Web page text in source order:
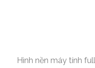
Hình nền máy tính